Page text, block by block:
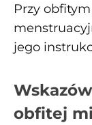
Przy
jego
obfitej